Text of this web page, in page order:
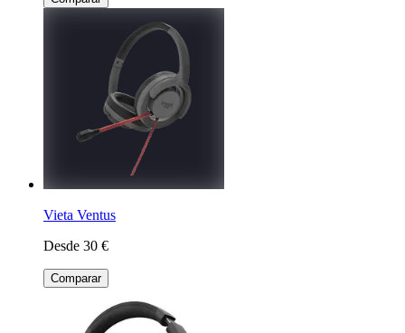
Vieta Ventus
Desde 30 €
Comparar